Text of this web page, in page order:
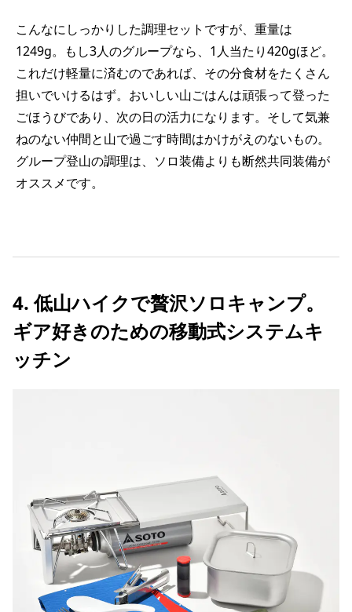
こんなにしっかりした調理セットですが、重量は
1249g。もし3人のグループなら、1人当たり420gほど。
これだけ軽量に済むのであれば、その分食材をたくさん
担いでいけるはず。おいしい山ごはんは頑張って登った
ごほうびであり、次の日の活力になります。そして気兼
ねのない仲間と山で過ごす時間はかけがえのないもの。
グループ登山の調理は、ソロ装備よりも断然共同装備が
オススメです。
4. 低山ハイクで贅沢ソロキャンプ。
ギア好きのための移動式システムキ
ッチン